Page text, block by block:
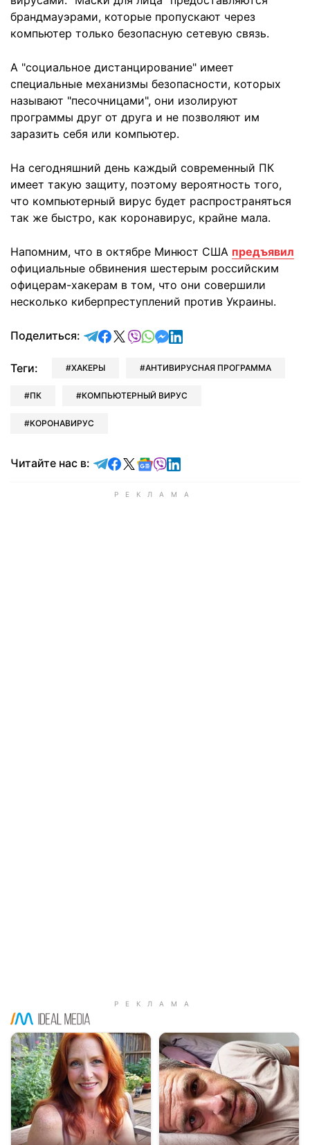
брандмауэрами, которые пропускают через
компьютер только безопасную сетевую связь.
А "социальное дистанцирование" имеет
специальные механизмы безопасности, которых
называют "песочницами", они изолируют
программы друг от друга и не позволяют им
заразить себя или компьютер.
На сегодняшний день каждый современный ПК
имеет такую защиту, поэтому вероятность того,
что компьютерный вирус будет распространяться
так же быстро, как коронавирус, крайне мала.
Напомним, что в октябре Минюст США предъявил
официальные обвинения шестерым российским
офицерам-хакерам в том, что они совершили
несколько киберпреступлений против Украины.
Поделиться: отправить в Telegram
поделиться в Facebook
поделиться в X
отправить в Viber
отправить в Whatsapp
отправить в Messenger
отправить в LinkedIn
Теги: ХАКЕРЫ АНТИВИРУСНАЯ ПРОГРАММА
ПК КОМПЬЮТЕРНЫЙ ВИРУС
КОРОНАВИРУС
Читайте нас в: Читайте в Telegram
Читайте в Facebook
Читайте в X
Читайте в Google news
Читайте в Viber
Читайте в LinkedIn